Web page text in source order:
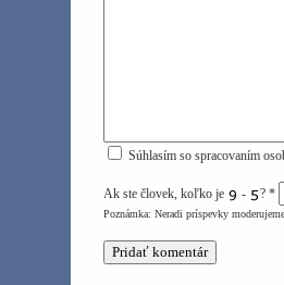
Súhlasím so spracovaním
Ak ste človek, koľko je - ? *
Poznámka: Neradi príspevky